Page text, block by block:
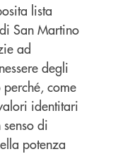
lista
San Martino
ad
degli
come
identitari
di
potenza